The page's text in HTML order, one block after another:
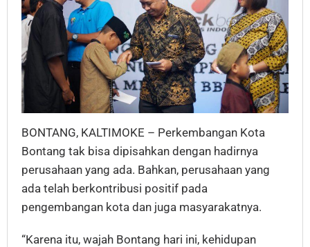
BONTANG, KALTIMOKE – Perkembangan Kota
Bontang tak bisa dipisahkan dengan hadirnya
perusahaan yang ada. Bahkan, perusahaan yang
ada telah berkontribusi positif pada
pengembangan kota dan juga masyarakatnya.
“Karena itu, wajah Bontang hari ini, kehidupan